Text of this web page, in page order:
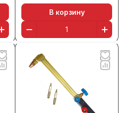
В корзину